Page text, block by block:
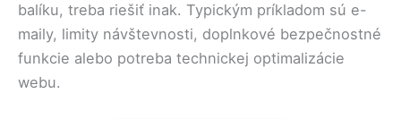
balíku, treba riešiť inak. Typickým príkladom sú e-
maily, limity návštevnosti, doplnkové bezpečnostné
funkcie alebo potreba technickej optimalizácie
webu.